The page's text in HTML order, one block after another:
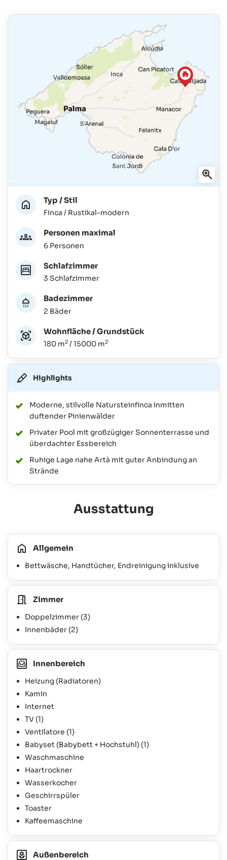
Typ / Stil
Finca / Rustikal-modern
Personen maximal
6 Personen
Schlafzimmer
3 Schlafzimmer
Badezimmer
2 Bäder
Wohnfläche / Grundstück
180 m2 / 15000 m2
Highlights
Moderne, stilvolle Natursteinfinca inmitten
duftender Pinienwälder
Privater Pool mit großzügiger Sonnenterrasse und
überdachter Essbereich
Ruhige Lage nahe Artà mit guter Anbindung an
Strände
Ausstattung
Allgemein
Bettwäsche, Handtücher, Endreinigung inklusive
Zimmer
Doppelzimmer (3)
Innenbäder (2)
Innenbereich
Heizung (Radiatoren)
Kamin
Internet
TV (1)
Ventilatore (1)
Babyset (Babybett + Hochstuhl) (1)
Waschmaschine
Haartrockner
Wasserkocher
Geschirrspüler
Toaster
Kaffeemaschine
Außenbereich